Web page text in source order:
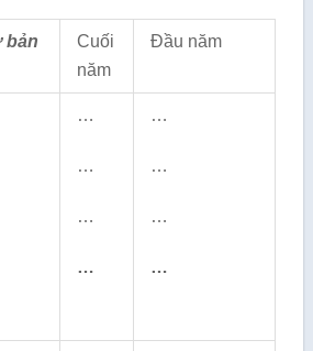
bản
Cuối
năm
Đầu năm
…
…
…
…
…
…
…
…